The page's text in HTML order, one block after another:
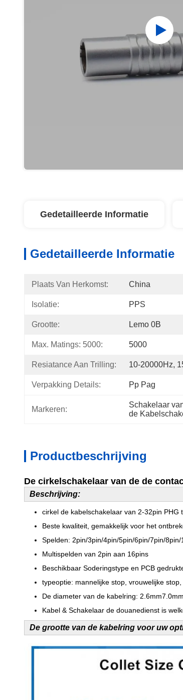
Gedetailleerde Informatie
Gedetailleerde Informatie
Plaats Van Herkomst: China
Isolatie: PPS
Grootte: Lemo 0B
Max. Matings: 5000: 5000
Resiatance Aan Trilling: 10-20000Hz,
Verpakking Details: Pp Pag
Markeren:
Schakelaar
de
Productbeschrijving
De cirkelschakelaar van de de
Beschrijving:
cirkel de kabelschakelaar van 2-32pin PHG
Beste kwaliteit, gemakkelijk voor het
Spelden: 2pin/3pin/4pin/5pin/6pin/7pin/
Multispelden van 2pin aan 16pins
Beschikbaar Soderingstype en PCB
typeoptie: mannelijke stop, vrouwelijke
De diameter van de kabelring: 2.6mm7.0mm
Kabel & Schakelaar de douanedienst is
De grootte van de kabelring voor uw